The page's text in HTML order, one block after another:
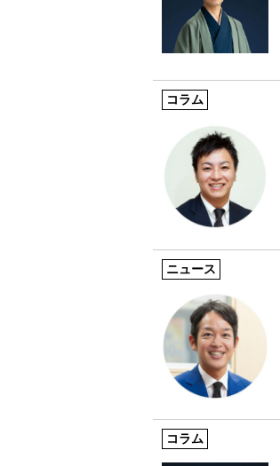
コラム
ニュース
コラム